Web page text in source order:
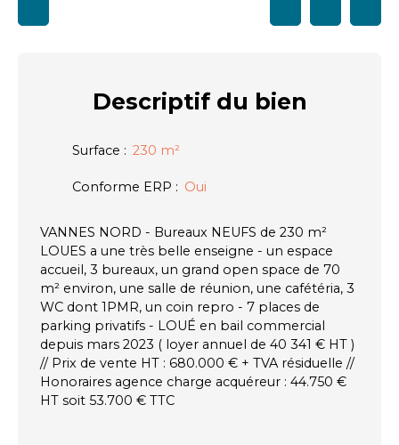
Descriptifdu bien
Surface : 230 m²
Conforme ERP : Oui
VANNES NORD - Bureaux NEUFS de 230 m²
LOUES a une très belle enseigne - un espace
accueil, 3 bureaux, un grand open space de 70
m² environ, une salle de réunion, une cafétéria, 3
WC dont 1PMR, un coin repro - 7 places de
parking privatifs - LOUÉ en bail commercial
depuis mars 2023 ( loyer annuel de 40 341 € HT )
// Prix de vente HT : 680.000 € + TVA résiduelle //
Honoraires agence charge acquéreur : 44.750 €
HT soit 53.700 € TTC